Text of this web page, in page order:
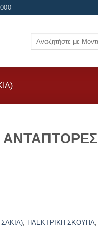
Αναζήτηση
ΑΝΤΑΠΤΟΡΕΣ
ΗΛΕΚΤΡΙΚΗ ΣΚΟΥΠΑ